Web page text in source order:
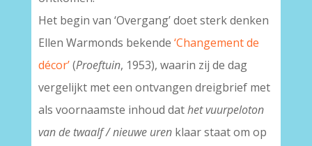
Het begin van ‘Overgang’ doet sterk denken
Ellen Warmonds bekende ‘Changement de
décor’(Proeftuin, 1953), waarin zij de dag
vergelijkt met een ontvangen dreigbrief met
als voornaamste inhoud dathet vuurpeloton
van de twaalf / nieuwe urenklaar staat om op